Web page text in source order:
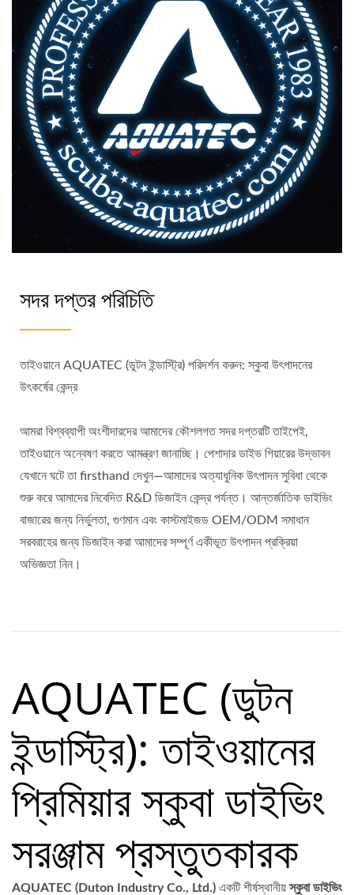
সদর দপ্তর পরিচিতি
তাইওয়ানে AQUATEC (ডুটন ইন্ডাস্ট্রি) পরিদর্শন করুন: স্কুবা উৎপাদনের
উৎকর্ষের কেন্দ্র
আমরা বিশ্বব্যাপী অংশীদারদের আমাদের কৌশলগত সদর দপ্তরটি তাইপেই,
তাইওয়ানে অন্বেষণ করতে আমন্ত্রণ জানাচ্ছি। পেশাদার ডাইভ গিয়ারের উদ্ভাবন
যেখানে ঘটে তা firsthand দেখুন—আমাদের অত্যাধুনিক উৎপাদন সুবিধা থেকে
শুরু করে আমাদের নিবেদিত R&D ডিজাইন কেন্দ্র পর্যন্ত। আন্তর্জাতিক ডাইভিং
বাজারের জন্য নির্ভুলতা, গুণমান এবং কাস্টমাইজড OEM/ODM সমাধান
সরবরাহের জন্য ডিজাইন করা আমাদের সম্পূর্ণ একীভূত উৎপাদন প্রক্রিয়া
অভিজ্ঞতা নিন।
AQUATEC (ডুটন
ইন্ডাস্ট্রি): তাইওয়ানের
প্রিমিয়ার স্কুবা ডাইভিং
সরঞ্জাম প্রস্তুতকারক
AQUATEC (Duton Industry Co., Ltd.) একটি শীর্ষস্থানীয়স্কুবা ডাইভিং